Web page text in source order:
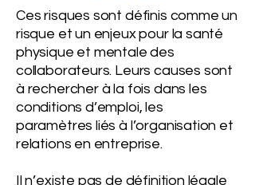
Ces risques sont définis comme un
risque et un enjeux pour la santé
physique et mentale des
collaborateurs. Leurs causes sont
à rechercher à la fois dans les
conditions d’emploi, les
paramètres liés à l’organisation et
relations en entreprise.
Il n’existe pas de définition légale